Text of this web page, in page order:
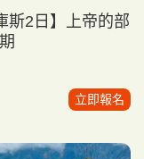
斯2日】上帝的部
立即報名